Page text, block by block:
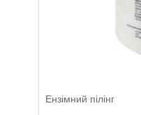
Ензімний пілінг